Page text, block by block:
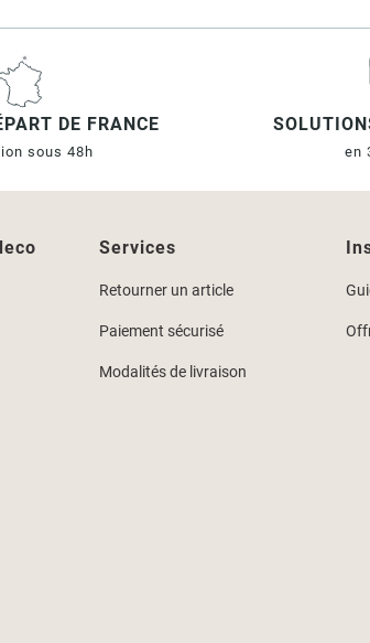
DE FRANCE
sous 48h en
Services
Retourner un article
Paiement sécurisé
Modalités de livraison